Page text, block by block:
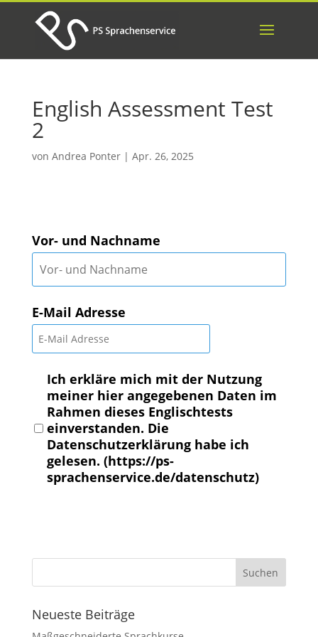
English Assessment Test
2
von Andrea Ponter| Apr. 26, 2025
Vor- und Nachname
E-Mail Adresse
Ich erkläre mich mit der Nutzung
meiner hier angegebenen Daten im
Rahmen dieses Englischtests
einverstanden. Die
Datenschutzerklärung habe ich
gelesen. (https://ps-
sprachenservice.de/datenschutz)
Neueste Beiträge